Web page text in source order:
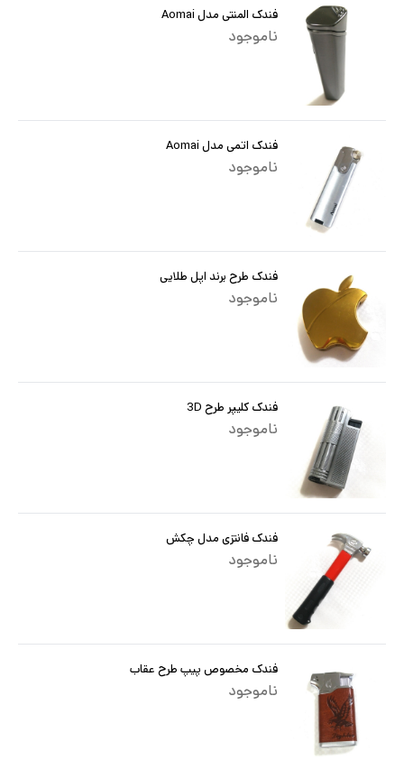
فندک المنتی مدل Aomai
ناموجود
فندک اتمی مدل Aomai
ناموجود
فندک طرح برند اپل طلایی
ناموجود
فندک کلیپر طرح 3D
ناموجود
فندک فانتزی مدل چکش
ناموجود
فندک مخصوص پیپ طرح عقاب
ناموجود